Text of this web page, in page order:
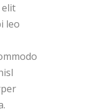
elit
leo